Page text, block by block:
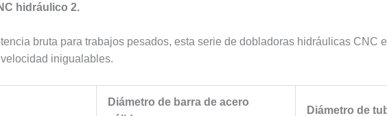
hidráulico 2.
bruta para trabajos pesados, esta serie de dobladoras hidráulicas CNC
inigualables.
Diámetro de barra de acero
Diámetro de